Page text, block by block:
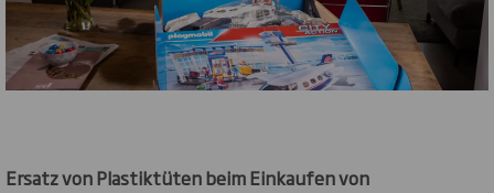
Ersatz von Plastiktüten beim Einkaufen von